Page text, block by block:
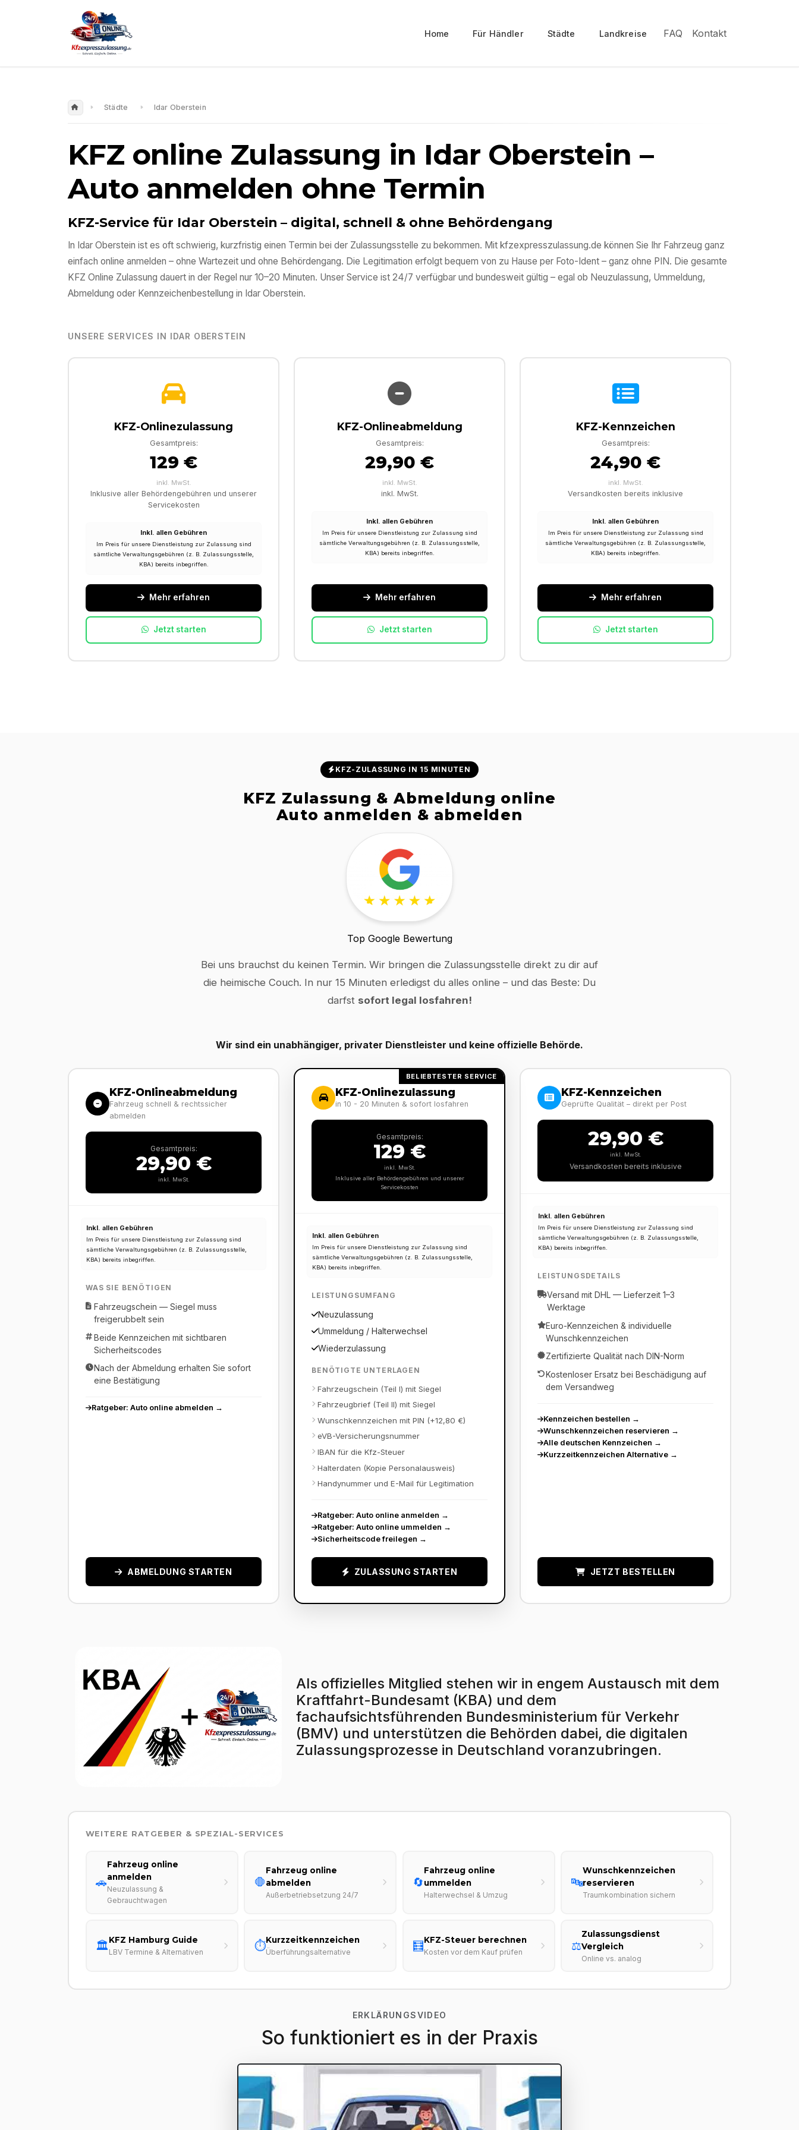
Home Für Händler Städte Landkreise FAQ Kontakt
Städte Idar Oberstein
KFZ online Zulassung in Idar Oberstein –
Auto anmelden ohne Termin
KFZ-Service für Idar Oberstein – digital, schnell & ohne Behördengang
In Idar Oberstein ist es oft schwierig, kurzfristig einen Termin bei der Zulassungsstelle zu bekommen. Mit kfzexpresszulassung.de können Sie Ihr Fahrzeug ganz
einfach online anmelden – ohne Wartezeit und ohne Behördengang. Die Legitimation erfolgt bequem von zu Hause per Foto-Ident – ganz ohne PIN. Die gesamte
KFZ Online Zulassung dauert in der Regel nur 10–20 Minuten. Unser Service ist 24/7 verfügbar und bundesweit gültig – egal ob Neuzulassung, Ummeldung,
Abmeldung oder Kennzeichenbestellung in Idar Oberstein.
UNSERE SERVICES IN IDAR OBERSTEIN
KFZ-Onlinezulassung
Gesamtpreis:
129 €
inkl. MwSt.
Inklusive aller Behördengebühren und unserer
Servicekosten
Inkl. allen Gebühren
Im Preis für unsere Dienstleistung zur Zulassung sind
sämtliche Verwaltungsgebühren (z. B. Zulassungsstelle,
KBA) bereits inbegriffen.
Mehr erfahren
Jetzt starten
KFZ-Onlineabmeldung
Gesamtpreis:
29,90 €
inkl. MwSt.
inkl. MwSt.
Inkl. allen Gebühren
Im Preis für unsere Dienstleistung zur Zulassung sind
sämtliche Verwaltungsgebühren (z. B. Zulassungsstelle,
KBA) bereits inbegriffen.
Mehr erfahren
Jetzt starten
KFZ-Kennzeichen
Gesamtpreis:
24,90 €
inkl. MwSt.
Versandkosten bereits inklusive
Inkl. allen Gebühren
Im Preis für unsere Dienstleistung zur Zulassung sind
sämtliche Verwaltungsgebühren (z. B. Zulassungsstelle,
KBA) bereits inbegriffen.
Mehr erfahren
Jetzt starten
KFZ-ZULASSUNG IN 15 MINUTEN
KFZ Zulassung & Abmeldung online
Auto anmelden & abmelden
Top Google Bewertung
Bei uns brauchst du keinen Termin. Wir bringen die Zulassungsstelle direkt zu dir auf
die heimische Couch. In nur 15 Minuten erledigst du alles online – und das Beste: Du
darfst sofort legal losfahren!
Wir sind ein unabhängiger, privater Dienstleister und keine offizielle Behörde.
KFZ-Onlineabmeldung
Fahrzeug schnell & rechtssicher
abmelden
Gesamtpreis:
29,90 €
inkl. MwSt.
Inkl. allen Gebühren
Im Preis für unsere Dienstleistung zur Zulassung sind
sämtliche Verwaltungsgebühren (z. B. Zulassungsstelle,
KBA) bereits inbegriffen.
WAS SIE BENÖTIGEN
Fahrzeugschein — Siegel muss
freigerubbelt sein
Beide Kennzeichen mit sichtbaren
Sicherheitscodes
Nach der Abmeldung erhalten Sie sofort
eine Bestätigung
Ratgeber: Auto online abmelden →
ABMELDUNG STARTEN
BELIEBTESTER SERVICE
KFZ-Onlinezulassung
in 10 - 20 Minuten & sofort losfahren
Gesamtpreis:
129 €
inkl. MwSt.
Inklusive aller Behördengebühren und unserer
Servicekosten
Inkl. allen Gebühren
Im Preis für unsere Dienstleistung zur Zulassung sind
sämtliche Verwaltungsgebühren (z. B. Zulassungsstelle,
KBA) bereits inbegriffen.
LEISTUNGSUMFANG
Neuzulassung
Ummeldung / Halterwechsel
Wiederzulassung
BENÖTIGTE UNTERLAGEN
Fahrzeugschein (Teil I) mit Siegel
Fahrzeugbrief (Teil II) mit Siegel
Wunschkennzeichen mit PIN (+12,80 €)
eVB-Versicherungsnummer
IBAN für die Kfz-Steuer
Halterdaten (Kopie Personalausweis)
Handynummer und E-Mail für Legitimation
Ratgeber: Auto online anmelden →
Ratgeber: Auto online ummelden →
Sicherheitscode freilegen →
ZULASSUNG STARTEN
KFZ-Kennzeichen
Geprüfte Qualität – direkt per Post
29,90 €
inkl. MwSt.
Versandkosten bereits inklusive
Inkl. allen Gebühren
Im Preis für unsere Dienstleistung zur Zulassung sind
sämtliche Verwaltungsgebühren (z. B. Zulassungsstelle,
KBA) bereits inbegriffen.
LEISTUNGSDETAILS
Versand mit DHL — Lieferzeit 1–3
Werktage
Euro-Kennzeichen & individuelle
Wunschkennzeichen
Zertifizierte Qualität nach DIN-Norm
Kostenloser Ersatz bei Beschädigung auf
dem Versandweg
Kennzeichen bestellen →
Wunschkennzeichen reservieren →
Alle deutschen Kennzeichen →
Kurzzeitkennzeichen Alternative →
JETZT BESTELLEN
Als offizielles Mitglied stehen wir in engem Austausch mit dem
Kraftfahrt-Bundesamt (KBA) und dem
fachaufsichtsführenden Bundesministerium für Verkehr
(BMV) und unterstützen die Behörden dabei, die digitalen
Zulassungsprozesse in Deutschland voranzubringen.
WEITERE RATGEBER & SPEZIAL-SERVICES
🚗
Fahrzeug online
anmelden
Neuzulassung &
Gebrauchtwagen
🛑
Fahrzeug online
abmelden
Außerbetriebsetzung 24/7
🔄
Fahrzeug online
ummelden
Halterwechsel & Umzug
🔤
Wunschkennzeichen
reservieren
Traumkombination sichern
🏛️KFZ Hamburg Guide
LBV Termine & Alternativen ⏱️Kurzzeitkennzeichen
Überführungsalternative 🧮KFZ-Steuer berechnen
Kosten vor dem Kauf prüfen ⚖️
Zulassungsdienst
Vergleich
Online vs. analog
ERKLÄRUNGSVIDEO
So funktioniert es in der Praxis